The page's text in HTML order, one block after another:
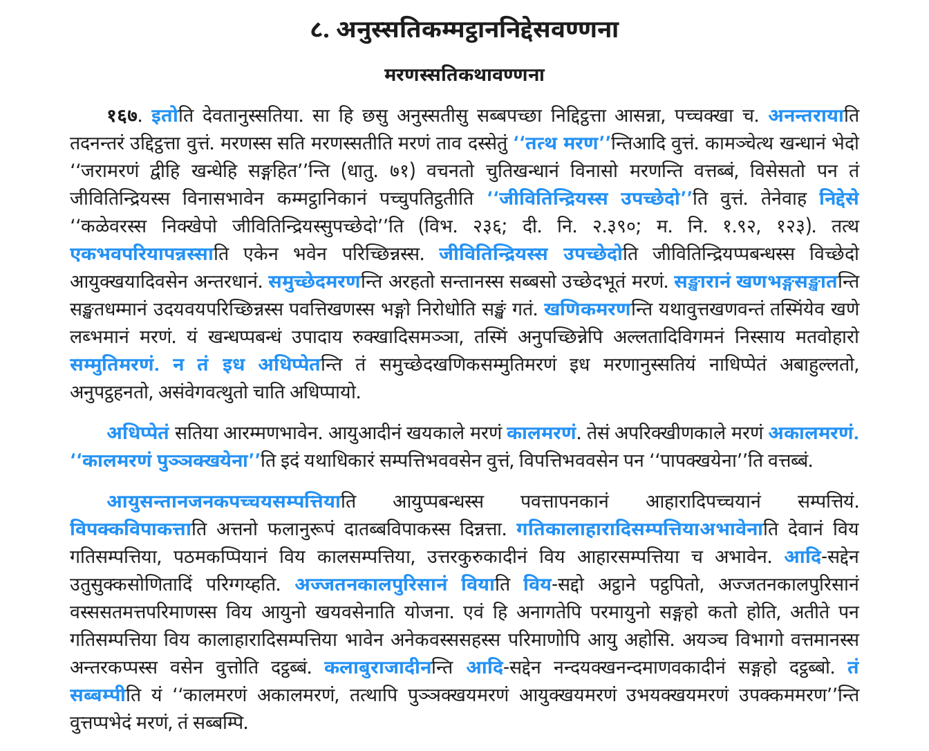
८. अनुस्सतिकम्मट्ठाननिद्देसवण्णना
मरणस्सतिकथावण्णना
१६७.इतोतिदेवतानुस्सतिया. सा हि छसु अनुस्सतीसु सब्बपच्छा निद्दिट्ठत्ता आसन्ना, पच्चक्खा च. अनन्तरायाति
तदनन्तरं उद्दिट्ठत्ता वुत्तं. मरणस्स सति मरणस्सतीति मरणं ताव दस्सेतुं ‘‘तत्थ मरण’’न्तिआदि वुत्तं. कामञ्चेत्थ खन्धानं भेदो
‘‘जरामरणं द्वीहि खन्धेहि सङ्गहित’’न्ति (धातु. ७१) वचनतो चुतिखन्धानं विनासो मरणन्ति वत्तब्बं, विसेसतो पन तं
जीवितिन्द्रियस्स विनासभावेन कम्मट्ठानिकानं पच्चुपतिट्ठतीति ‘‘जीवितिन्द्रियस्स उपच्छेदो’’ति वुत्तं. तेनेवाहनिद्देसे
‘‘कळेवरस्स निक्खेपो जीवितिन्द्रियस्सुपच्छेदो’’ति (विभ. २३६; दी. नि. २.३९०; म. नि. १.९२, १२३). तत्थ
एकभवपरियापन्नस्साति एकेन भवेन परिच्छिन्नस्स.जीवितिन्द्रियस्स उपच्छेदोति जीवितिन्द्रियप्पबन्धस्स विच्छेदो
आयुक्खयादिवसेन अन्तरधानं.समुच्छेदमरणन्ति अरहतो सन्तानस्स सब्बसो उच्छेदभूतं मरणं. सङ्खारानं खणभङ्गसङ्खातन्ति
सङ्खतधम्मानं उदयवयपरिच्छिन्नस्स पवत्तिखणस्स भङ्गो निरोधोति सङ्खं गतं. खणिकमरणन्ति यथावुत्तखणवन्तं तस्मिंयेव खणे
लब्भमानं मरणं. यं खन्धप्पबन्धं उपादाय रुक्खादिसमञ्ञा, तस्मिं अनुपच्छिन्नेपि अल्लतादिविगमनं निस्साय मतवोहारो
सम्मुतिमरणं. न तं इध अधिप्पेतन्ति तं समुच्छेदखणिकसम्मुतिमरणं इध मरणानुस्सतियं नाधिप्पेतं अबाहुल्लतो,
अनुपट्ठहनतो, असंवेगवत्थुतो चाति अधिप्पायो.
अधिप्पेतं सतिया आरम्मणभावेन. आयुआदीनं खयकाले मरणंकालमरणं. तेसं अपरिक्खीणकाले मरणं अकालमरणं.
‘‘कालमरणं पुञ्ञक्खयेना’’ति इदं यथाधिकारं सम्पत्तिभववसेन वुत्तं, विपत्तिभववसेन पन ‘‘पापक्खयेना’’ति वत्तब्बं.
आयुसन्तानजनकपच्चयसम्पत्तियाति आयुप्पबन्धस्स पवत्तापनकानं आहारादिपच्चयानं सम्पत्तियं.
विपक्कविपाकत्ताति अत्तनो फलानुरूपं दातब्बविपाकस्स दिन्नत्ता.गतिकालाहारादिसम्पत्तियाअभावेनातिदेवानं विय
गतिसम्पत्तिया, पठमकप्पियानं विय कालसम्पत्तिया, उत्तरकुरुकादीनं विय आहारसम्पत्तिया च अभावेन. आदि-सद्देन
उतुसुक्कसोणितादिं परिग्गय्हति. अज्जतनकालपुरिसानं वियातिविय-सद्दो अट्ठाने पट्ठपितो, अज्जतनकालपुरिसानं
वस्ससतमत्तपरिमाणस्स विय आयुनो खयवसेनाति योजना. एवं हि अनागतेपि परमायुनो सङ्गहो कतो होति, अतीते पन
गतिसम्पत्तिया विय कालाहारादिसम्पत्तिया भावेन अनेकवस्ससहस्स परिमाणोपि आयु अहोसि. अयञ्च विभागो वत्तमानस्स
अन्तरकप्पस्स वसेन वुत्तोति दट्ठब्बं.कलाबुराजादीनन्ति आदि-सद्देन नन्दयक्खनन्दमाणवकादीनं सङ्गहो दट्ठब्बो.तं
सब्बम्पीति यं ‘‘कालमरणं अकालमरणं, तत्थापि पुञ्ञक्खयमरणं आयुक्खयमरणं उभयक्खयमरणं उपक्कममरण’’न्ति
वुत्तप्पभेदं मरणं, तं सब्बम्पि.